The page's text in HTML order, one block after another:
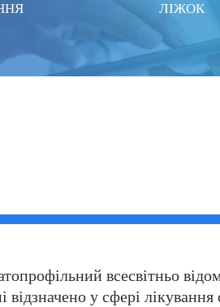
ЛІЖОК
всесвітньо
у сфері лікування